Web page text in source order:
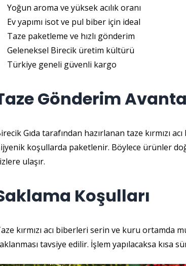
Yoğun aroma ve yüksek acılık oranı
Ev yapımı isot ve pul biber için ideal
Taze paketleme ve hızlı gönderim
Geleneksel Birecik üretim kültürü
Türkiye geneli güvenli kargo
Gönderim
Gıda tarafından hazırlanan taze kırmızı
koşullarda paketlenir. Böylece ürünler
ulaşır.
Koşulları
kırmızı acı biberleri serin ve kuru ortamda
tavsiye edilir. İşlem yapılacaksa kısa